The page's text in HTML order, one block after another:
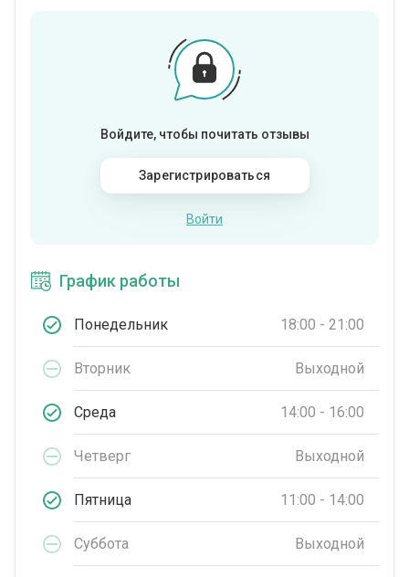
Войдите, чтобы почитать отзывы
Зарегистрироваться
Войти
График работы
Понедельник 18:00 - 21:00
Вторник Выходной
Среда 14:00 - 16:00
Четверг Выходной
Пятница 11:00 - 14:00
Суббота Выходной